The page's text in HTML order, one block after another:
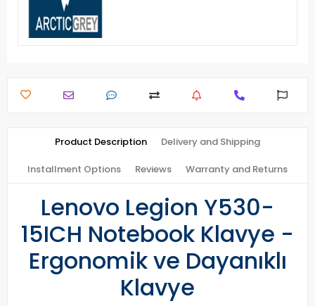
Product Description Delivery and Shipping
Installment Options Reviews Warranty and Returns
Lenovo Legion Y530-
15ICH Notebook Klavye -
Ergonomik ve Dayanıklı
Klavye